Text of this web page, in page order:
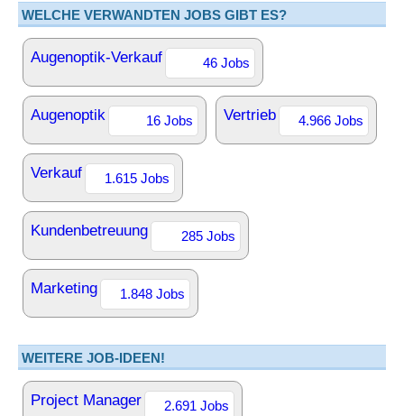
WELCHE VERWANDTEN JOBS GIBT ES?
Augenoptik-Verkauf 46 Jobs
Augenoptik 16 Jobs Vertrieb 4.966 Jobs
Verkauf 1.615 Jobs
Kundenbetreuung 285 Jobs
Marketing 1.848 Jobs
WEITERE JOB-IDEEN!
Project Manager 2.691 Jobs